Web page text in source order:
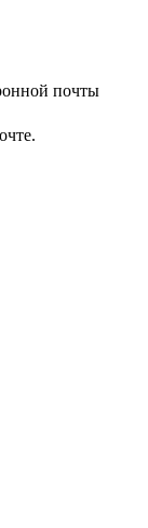
почты